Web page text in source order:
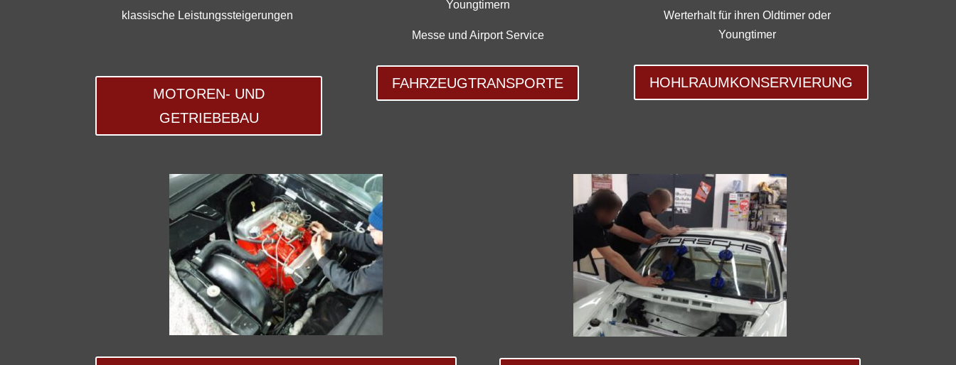
klassische Leistungssteigerungen
MOTOREN- UND
GETRIEBEBAU
Youngtimern
Messe und Airport Service
FAHRZEUGTRANSPORTE
Werterhalt für ihren Oldtimer oder
Youngtimer
HOHLRAUMKONSERVIERUNG